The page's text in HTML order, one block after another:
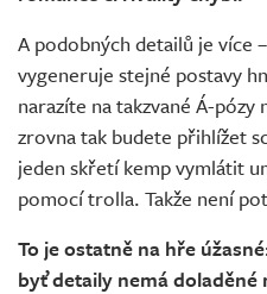
A podobných detailů je více
vygeneruje stejné postavy
narazíte na takzvané Á-pózy
zrovna tak budete přihlížet
jeden skřetí kemp vymlátit
pomocí trolla. Takže není
To je ostatně na hře
byť detaily nemá doladěné